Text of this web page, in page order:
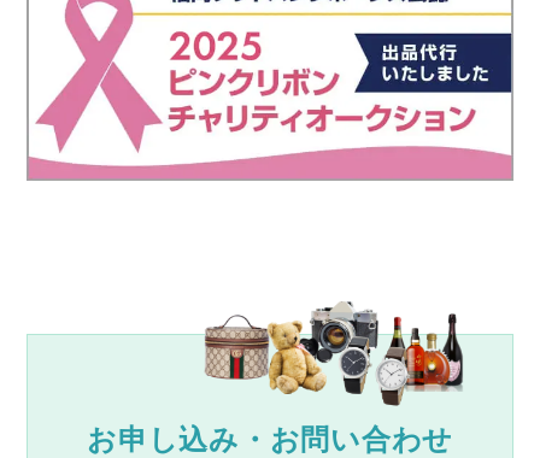
お申し込み・お問い合わせ